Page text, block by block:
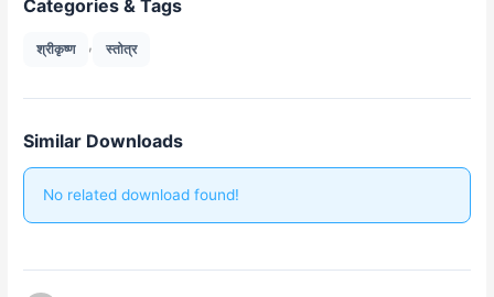
Categories & Tags
श्रीकृष्ण , स्तोत्र
Similar Downloads
No related download found!